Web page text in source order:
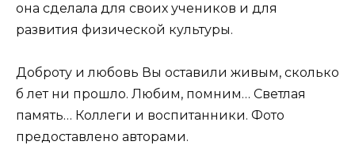
она сделала для своих учеников и для
развития физической культуры.
Доброту и любовь Вы оставили живым, сколько
б лет ни прошло. Любим, помним… Светлая
память… Коллеги и воспитанники. Фото
предоставлено авторами.